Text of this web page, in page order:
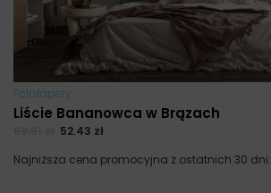
Fototapety
Liście Bananowca w Brązach
52.43 zł
Najniższa cena promocyjna z ostatnich 30 dni: